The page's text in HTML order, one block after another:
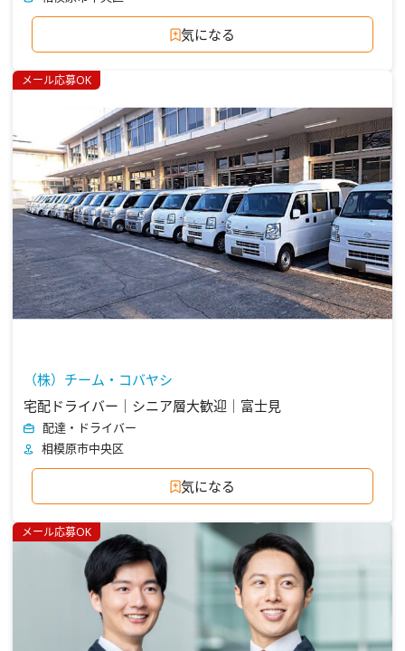
気になる
メール応募OK
（株）チーム・コバヤシ
宅配ドライバー｜シニア層大歓迎｜富士見
配達・ドライバー
相模原市中央区
気になる
メール応募OK